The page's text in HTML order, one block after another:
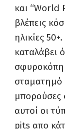
και “World
βλέπεις
ηλικίες
καταλάβει
σταματημό
μπορούσες
αυτοί οι
pits απο